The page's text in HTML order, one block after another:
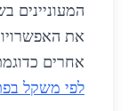
המעוניינים
את
אחרים
לפי משקל